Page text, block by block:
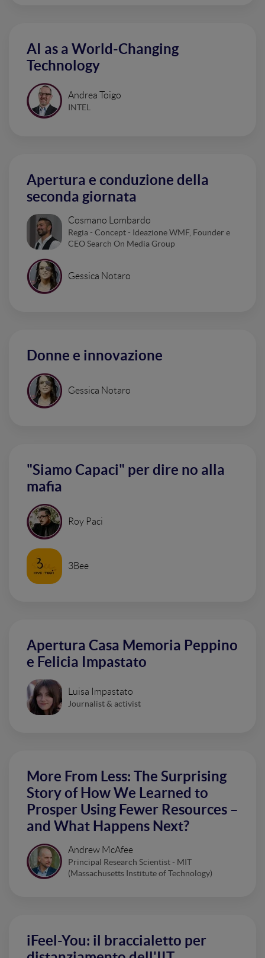
AI as a World-Changing
Technology
Andrea Toigo
INTEL
Apertura e conduzione della
seconda giornata
Cosmano Lombardo
Regia - Concept - Ideazione WMF, Founder e
CEO Search On Media Group
Gessica Notaro
Donne e innovazione
Gessica Notaro
"Siamo Capaci" per dire no alla
mafia
Roy Paci
3Bee
Apertura Casa Memoria Peppino
e Felicia Impastato
Luisa Impastato
Journalist & activist
More From Less: The Surprising
Story of How We Learned to
Prosper Using Fewer Resources –
and What Happens Next?
Andrew McAfee
Principal Research Scientist - MIT
(Massachusetts Institute of Technology)
iFeel-You: il braccialetto per